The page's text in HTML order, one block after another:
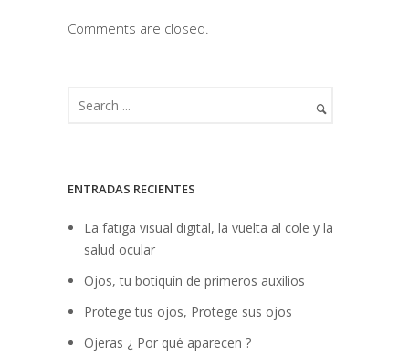
Comments are closed.
ENTRADAS RECIENTES
La fatiga visual digital, la vuelta al cole y la
salud ocular
Ojos, tu botiquín de primeros auxilios
Protege tus ojos, Protege sus ojos
Ojeras ¿ Por qué aparecen ?